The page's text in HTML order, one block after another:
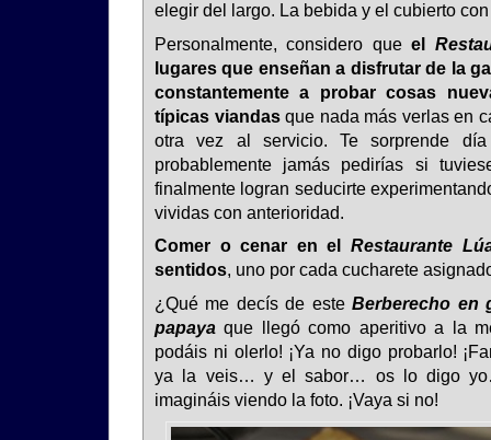
elegir del largo. La bebida y el cubierto
Personalmente, considero queel
lugares que enseñan a disfrutar de la
constantemente a probar cosas
típicas viandasque nada más verlas en
otra vez al servicio. Te sorprende
probablemente jamás pedirías si
finalmente logran seducirte
vividas con anterioridad.
Comer o cenar en elRestaurante
sentidos, uno por cada cucharete
¿Qué me decís de esteBerberecho en
papaya que llegó como aperitivo a la
podáis ni olerlo! ¡Ya no digo probarlo!
ya la veis… y el sabor… os lo digo
imagináis viendo la foto. ¡Vaya si no!